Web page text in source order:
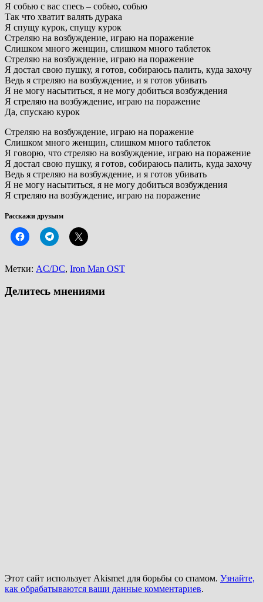
Я собью с вас спесь – собью, собью
Так что хватит валять дурака
Я спущу курок, спущу курок
Стреляю на возбуждение, играю на поражение
Слишком много женщин, слишком много таблеток
Стреляю на возбуждение, играю на поражение
Я достал свою пушку, я готов, собираюсь палить, куда захочу
Ведь я стреляю на возбуждение, и я готов убивать
Я не могу насытиться, я не могу добиться возбуждения
Я стреляю на возбуждение, играю на поражение
Да, спускаю курок
Стреляю на возбуждение, играю на поражение
Слишком много женщин, слишком много таблеток
Я говорю, что стреляю на возбуждение, играю на поражение
Я достал свою пушку, я готов, собираюсь палить, куда захочу
Ведь я стреляю на возбуждение, и я готов убивать
Я не могу насытиться, я не могу добиться возбуждения
Я стреляю на возбуждение, играю на поражение
Расскажи друзьям
Метки: AC/DC, Iron Man OST
Делитесь мнениями
Этот сайт использует Akismet для борьбы со спамом. Узнайте,
как обрабатываются ваши данные комментариев.